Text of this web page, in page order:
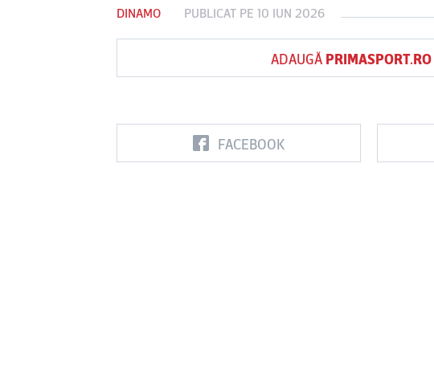
DINAMO PUBLICAT PE 10 IUN 2026
ADAUGĂ PRIMASPORT.RO
FACEBOOK
FC Botoşani
Vs
Corvinul
Sepsi OSK Sf
Vs
FCSB